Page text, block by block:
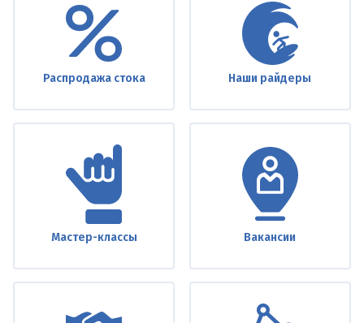
Распродажа стока Наши райдеры
Мастер-классы Вакансии